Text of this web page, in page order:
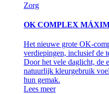
Zorg
OK COMPLEX
Het nieuwe grote OK-
verdiepingen, inclusief de
Door het vele daglicht, de
natuurlijk kleurgebruik
hun gemak.
Lees meer